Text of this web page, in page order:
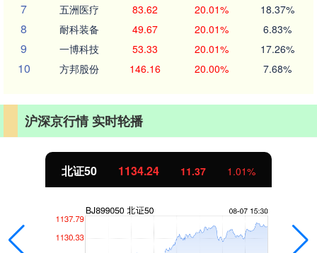
7 五洲医疗 83.62 20.01% 18.37%
8 耐科装备 49.67 20.01% 6.83%
9 一博科技 53.33 20.01% 17.26%
10 方邦股份 146.16 20.00% 7.68%
沪深京行情 实时轮播
北证50 1134.24 11.37 1.01%